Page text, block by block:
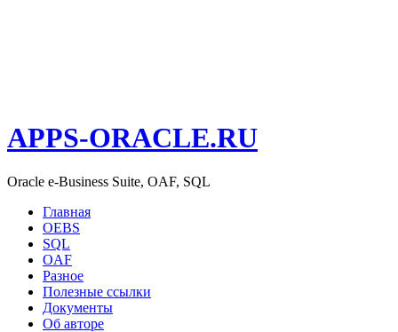
APPS-ORACLE.RU
Oracle e-Business Suite, OAF, SQL
Главная
OEBS
SQL
OAF
Разное
Полезные ссылки
Документы
Об авторе